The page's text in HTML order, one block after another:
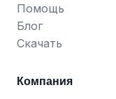
Помощь
Блог
Скачать
Компания